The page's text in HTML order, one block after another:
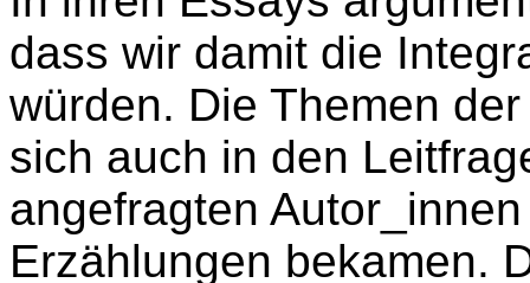
dass wir damit die
würden. Die Themen
sich auch in den
angefragten
Erzählungen bekamen.